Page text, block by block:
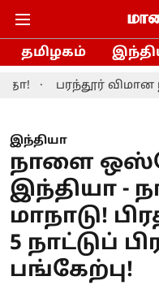
தமிழகம்
விமான நிலைய
இந்தியா
நாளை
இந்தியா -
மாநாடு!
5 நாட்டுப்
பங்கேற்பு!